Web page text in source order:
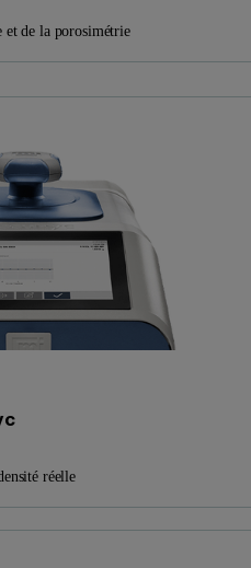
et de la porosimétrie
réelle